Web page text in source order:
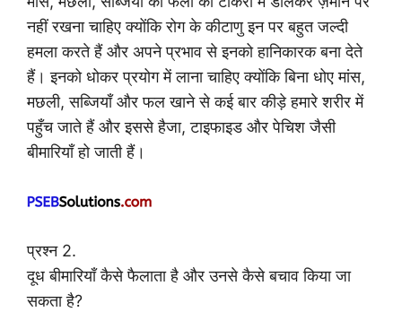
नहीं रखना चाहिए क्योंकि रोग के कीटाणु इन पर बहुत जल्दी
हमला करते हैं और अपने प्रभाव से इनको हानिकारक बना देते
हैं। इनको धोकर प्रयोग में लाना चाहिए क्योंकि बिना धोए मांस,
मछली, सब्जियाँ और फल खाने से कई बार कीड़े हमारे शरीर में
पहुँच जाते हैं और इससे हैजा, टाइफाइड और पेचिश जैसी
बीमारियाँ हो जाती हैं।
प्रश्न 2.
दूध बीमारियाँ कैसे फैलाता है और उनसे कैसे बचाव किया जा
सकता है?